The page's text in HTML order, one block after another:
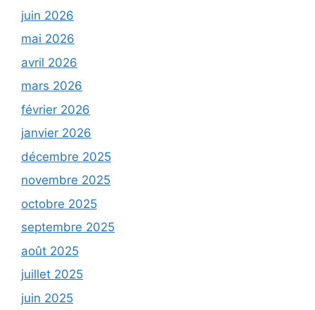
juin 2026
mai 2026
avril 2026
mars 2026
février 2026
janvier 2026
décembre 2025
novembre 2025
octobre 2025
septembre 2025
août 2025
juillet 2025
juin 2025